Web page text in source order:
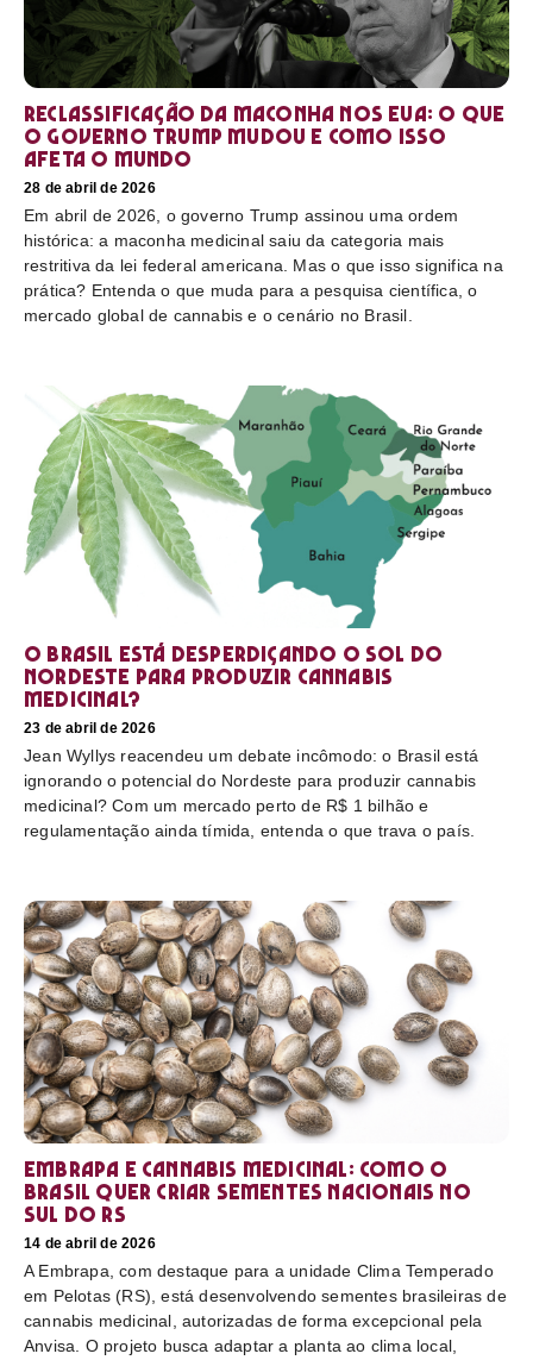
Reclassificação da maconha nos EUA: o que
o governo Trump mudou e como isso
afeta o mundo
28 de abril de 2026
Em abril de 2026, o governo Trump assinou uma ordem
histórica: a maconha medicinal saiu da categoria mais
restritiva da lei federal americana. Mas o que isso significa na
prática? Entenda o que muda para a pesquisa científica, o
mercado global de cannabis e o cenário no Brasil.
O Brasil está desperdiçando o sol do
nordeste para produzir cannabis
medicinal?
23 de abril de 2026
Jean Wyllys reacendeu um debate incômodo: o Brasil está
ignorando o potencial do Nordeste para produzir cannabis
medicinal? Com um mercado perto de R$ 1 bilhão e
regulamentação ainda tímida, entenda o que trava o país.
Embrapa e cannabis medicinal: como o
Brasil quer criar sementes nacionais no
sul do RS
14 de abril de 2026
A Embrapa, com destaque para a unidade Clima Temperado
em Pelotas (RS), está desenvolvendo sementes brasileiras de
cannabis medicinal, autorizadas de forma excepcional pela
Anvisa. O projeto busca adaptar a planta ao clima local,